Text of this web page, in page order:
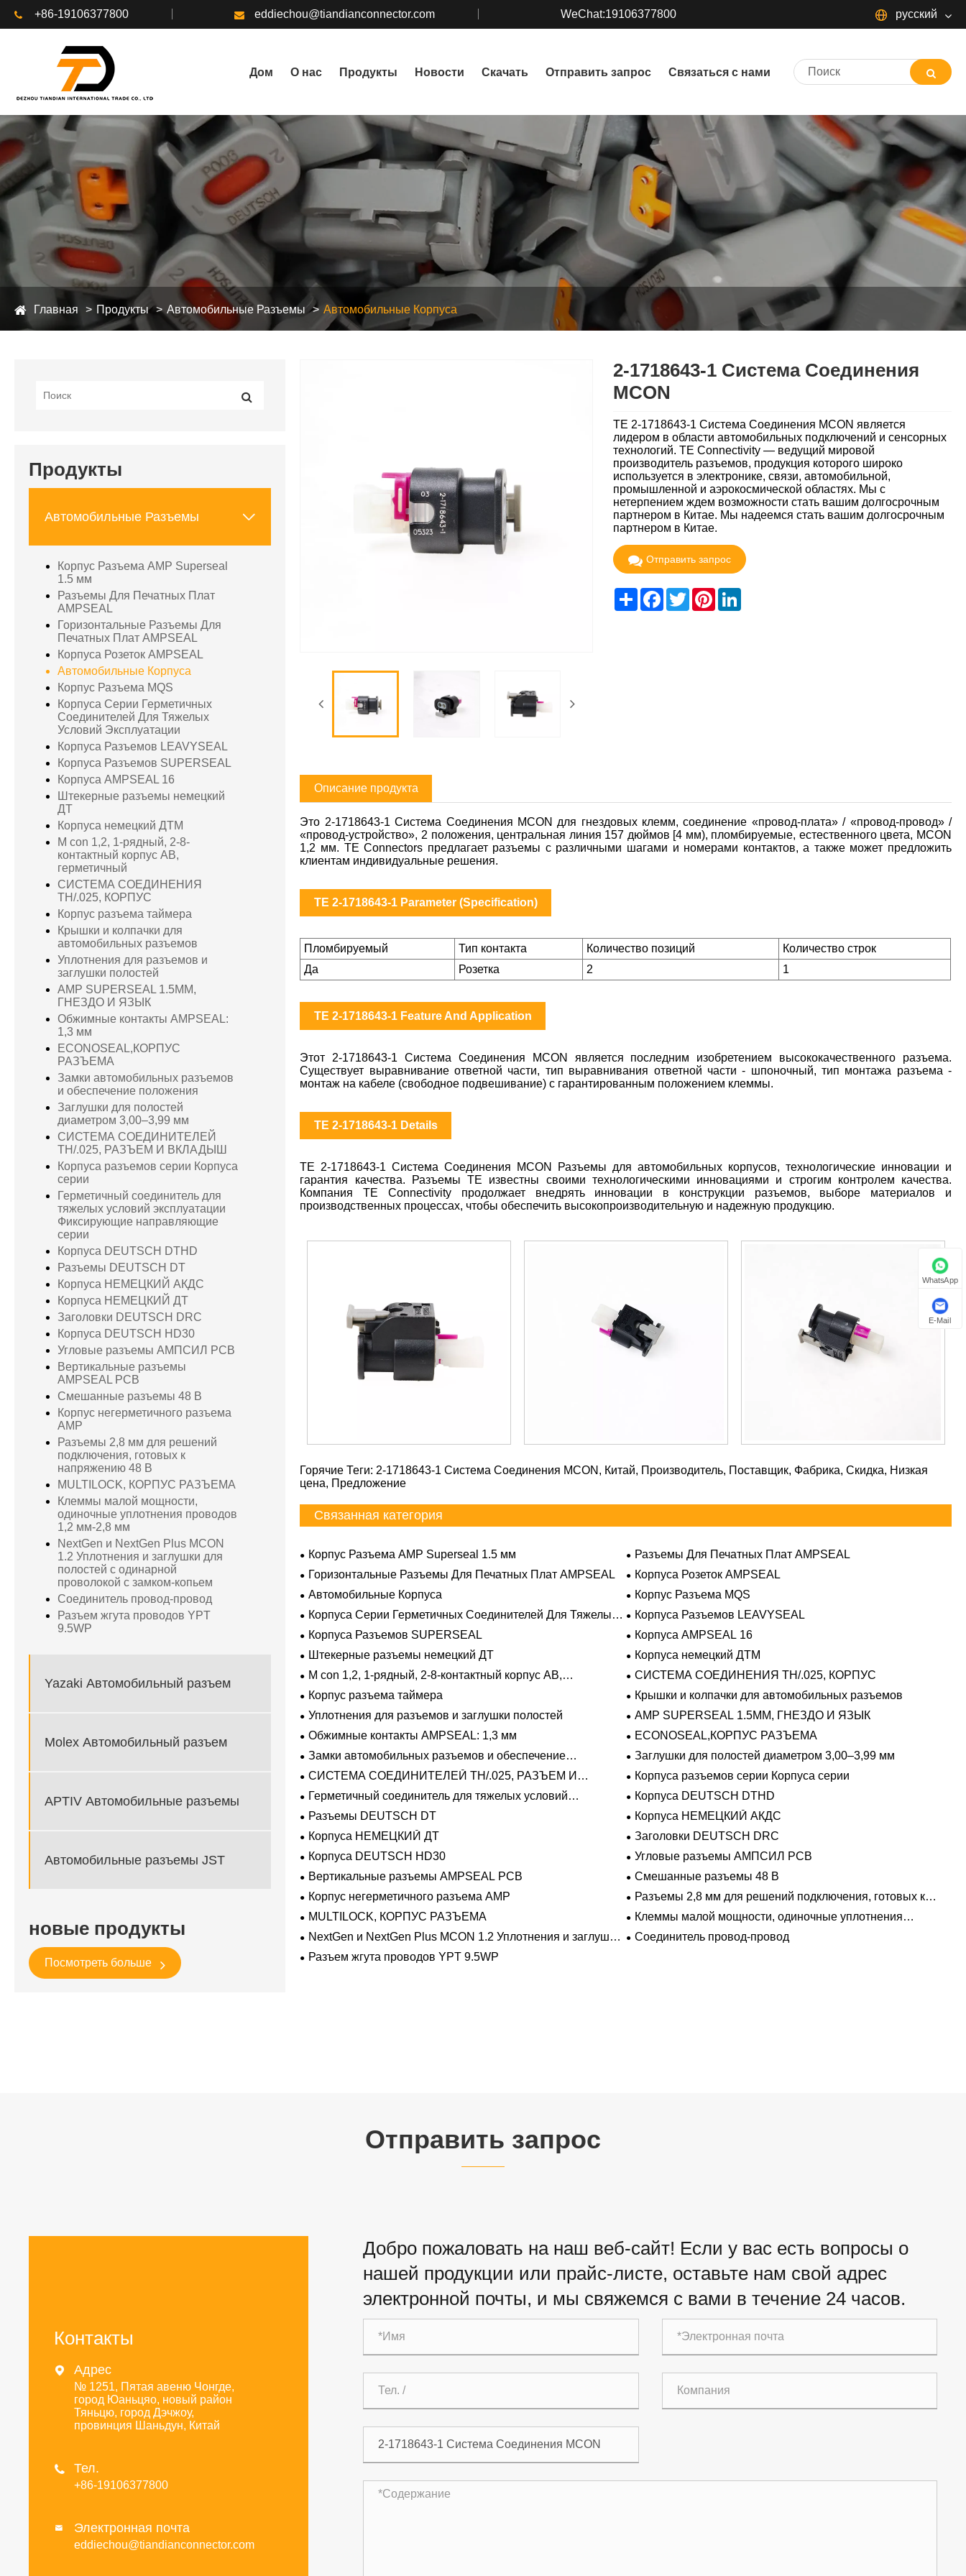
+86-19106377800 eddiechou@tiandianconnector.com WeChat:19106377800 русский
Дом О нас Продукты Новости Скачать Отправить запрос Связаться с нами
Главная Продукты Автомобильные Разъемы Автомобильные Корпуса
Продукты
Автомобильные Разъемы 
Корпус Разъема AMP Superseal
1.5 мм
Разъемы Для Печатных Плат
AMPSEAL
Горизонтальные Разъемы Для
Печатных Плат AMPSEAL
Корпуса Розеток AMPSEAL
Автомобильные Корпуса
Корпус Разъема MQS
Корпуса Серии Герметичных
Соединителей Для Тяжелых
Условий Эксплуатации
Корпуса Разъемов LEAVYSEAL
Корпуса Разъемов SUPERSEAL
Корпуса AMPSEAL 16
Штекерные разъемы немецкий
ДТ
Корпуса немецкий ДТМ
M con 1,2, 1-рядный, 2-8-
контактный корпус AB,
герметичный
СИСТЕМА СОЕДИНЕНИЯ
TH/.025, КОРПУС
Корпус разъема таймера
Крышки и колпачки для
автомобильных разъемов
Уплотнения для разъемов и
заглушки полостей
AMP SUPERSEAL 1.5MM,
ГНЕЗДО И ЯЗЫК
Обжимные контакты AMPSEAL:
1,3 мм
ECONOSEAL,КОРПУС
РАЗЪЕМА
Замки автомобильных разъемов
и обеспечение положения
Заглушки для полостей
диаметром 3,00–3,99 мм
СИСТЕМА СОЕДИНИТЕЛЕЙ
TH/.025, РАЗЪЕМ И ВКЛАДЫШ
Корпуса разъемов серии Корпуса
серии
Герметичный соединитель для
тяжелых условий эксплуатации
Фиксирующие направляющие
серии
Корпуса DEUTSCH DTHD
Разъемы DEUTSCH DT
Корпуса НЕМЕЦКИЙ АКДС
Корпуса НЕМЕЦКИЙ ДТ
Заголовки DEUTSCH DRC
Корпуса DEUTSCH HD30
Угловые разъемы АМПСИЛ PCB
Вертикальные разъемы
AMPSEAL PCB
Смешанные разъемы 48 В
Корпус негерметичного разъема
AMP
Разъемы 2,8 мм для решений
подключения, готовых к
напряжению 48 В
MULTILOCK, КОРПУС РАЗЪЕМА
Клеммы малой мощности,
одиночные уплотнения проводов
1,2 мм-2,8 мм
NextGen и NextGen Plus MCON
1.2 Уплотнения и заглушки для
полостей с одинарной
проволокой с замком-копьем
Соединитель провод-провод
Разъем жгута проводов YPT
9.5WP
Yazaki Автомобильный разъем
Molex Автомобильный разъем
APTIV Автомобильные разъемы
Автомобильные разъемы JST
новые продукты
Посмотреть больше
2-1718643-1 Система Соединения
MCON
TE 2-1718643-1 Система Соединения MCON является
лидером в области автомобильных подключений и сенсорных
технологий. TE Connectivity — ведущий мировой
производитель разъемов, продукция которого широко
используется в электронике, связи, автомобильной,
промышленной и аэрокосмической областях. Мы с
нетерпением ждем возможности стать вашим долгосрочным
партнером в Китае. Мы надеемся стать вашим долгосрочным
партнером в Китае.
Отправить запрос
ShareFacebook
TwitterPinterestLinkedIn
Описание продукта
Это 2-1718643-1 Система Соединения MCON для гнездовых клемм, соединение «провод-плата» / «провод-провод» /
«провод-устройство», 2 положения, центральная линия 157 дюймов [4 мм), пломбируемые, естественного цвета, MCON
1,2 мм. TE Connectors предлагает разъемы с различными шагами и номерами контактов, а также может предложить
клиентам индивидуальные решения.
TE 2-1718643-1 Parameter (Specification)
Пломбируемый Тип контакта Количество позиций
Количество строк
Да
Розетка 2 1
TE 2-1718643-1 Feature And Application
Этот 2-1718643-1 Система Соединения MCON является последним изобретением высококачественного разъема.
Существует выравнивание ответной части, тип выравнивания ответной части - шпоночный, тип монтажа разъема -
монтаж на кабеле (свободное подвешивание) с гарантированным положением клеммы.
TE 2-1718643-1 Details
TE 2-1718643-1 Система Соединения MCON Разъемы для автомобильных корпусов, технологические инновации и
гарантия качества. Разъемы TE известны своими технологическими инновациями и строгим контролем качества.
Компания TE Connectivity продолжает внедрять инновации в конструкции разъемов, выборе материалов и
производственных процессах, чтобы обеспечить высокопроизводительную и надежную продукцию.
Горячие Теги: 2-1718643-1 Система Соединения MCON, Китай, Производитель, Поставщик, Фабрика, Скидка, Низкая
цена, Предложение
Связанная категория
Корпус Разъема AMP Superseal 1.5 мм
Разъемы Для Печатных Плат AMPSEAL
Горизонтальные Разъемы Для Печатных Плат AMPSEAL
Корпуса Розеток AMPSEAL
Автомобильные Корпуса
Корпус Разъема MQS
Корпуса Серии Герметичных Соединителей Для Тяжелых
Условий Эксплуатации
Корпуса Разъемов LEAVYSEAL
Корпуса Разъемов SUPERSEAL
Корпуса AMPSEAL 16
Штекерные разъемы немецкий ДТ
Корпуса немецкий ДТМ
M con 1,2, 1-рядный, 2-8-контактный корпус AB,
герметичный
СИСТЕМА СОЕДИНЕНИЯ TH/.025, КОРПУС
Корпус разъема таймера
Крышки и колпачки для автомобильных разъемов
Уплотнения для разъемов и заглушки полостей
AMP SUPERSEAL 1.5MM, ГНЕЗДО И ЯЗЫК
Обжимные контакты AMPSEAL: 1,3 мм
ECONOSEAL,КОРПУС РАЗЪЕМА
Замки автомобильных разъемов и обеспечение
положения
Заглушки для полостей диаметром 3,00–3,99 мм
СИСТЕМА СОЕДИНИТЕЛЕЙ TH/.025, РАЗЪЕМ И
ВКЛАДЫШ
Корпуса разъемов серии Корпуса серии
Герметичный соединитель для тяжелых условий
эксплуатации Фиксирующие направляющие серии
Корпуса DEUTSCH DTHD
Разъемы DEUTSCH DT
Корпуса НЕМЕЦКИЙ АКДС
Корпуса НЕМЕЦКИЙ ДТ
Заголовки DEUTSCH DRC
Корпуса DEUTSCH HD30
Угловые разъемы АМПСИЛ PCB
Вертикальные разъемы AMPSEAL PCB
Смешанные разъемы 48 В
Корпус негерметичного разъема AMP
Разъемы 2,8 мм для решений подключения, готовых к
напряжению 48 В
MULTILOCK, КОРПУС РАЗЪЕМА
Клеммы малой мощности, одиночные уплотнения
проводов 1,2 мм-2,8 мм
NextGen и NextGen Plus MCON 1.2 Уплотнения и заглушки
для полостей с одинарной проволокой с замком-копьем
Соединитель провод-провод
Разъем жгута проводов YPT 9.5WP
Отправить запрос
Контакты
 Адрес
№ 1251, Пятая авеню Чонгде,
город Юаньцяо, новый район
Тяньцю, город Дэчжоу,
провинция Шаньдун, Китай
 Тел.
+86-19106377800
 Электронная почта
eddiechou@tiandianconnector.com
Добро пожаловать на наш веб-сайт! Если у вас есть вопросы о
нашей продукции или прайс-листе, оставьте нам свой адрес
электронной почты, и мы свяжемся с вами в течение 24 часов.
WhatsApp
E-Mail